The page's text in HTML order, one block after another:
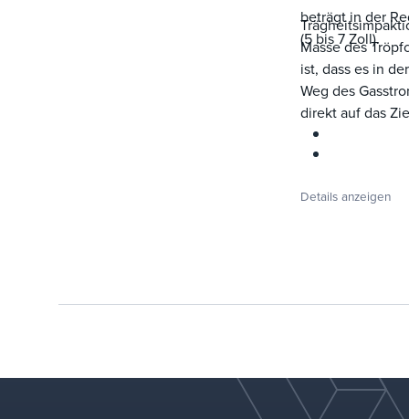
beträgt in der
(5 bis 7 Zoll).
Masse des
ist, dass es in
Weg des
direkt auf das
Details anzeigen